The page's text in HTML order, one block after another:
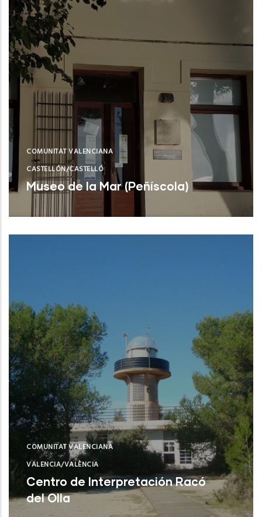
COMUNITAT VALENCIANA
CASTELLÓN/CASTELLÓ
Museo de la Mar (Peñíscola)
Peñíscola (Castelló/Castellón)
COMUNITAT VALENCIANA
VALENCIA/VALÈNCIA
Centro de Interpretación Racó
del Olla